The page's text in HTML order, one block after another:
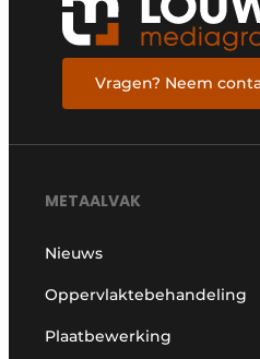
Vragen? Neem
METAALVAK
Nieuws
Oppervlaktebehandeling
Plaatbewerking